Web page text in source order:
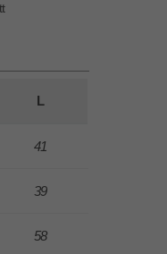
L
41
39
58